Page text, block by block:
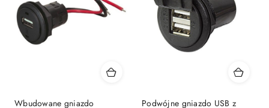
Wbudowane gniazdo
Podwójne gniazdo USB z